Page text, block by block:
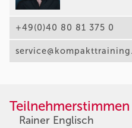
+49(0)40 80 81 375 0
Rainer Englisch